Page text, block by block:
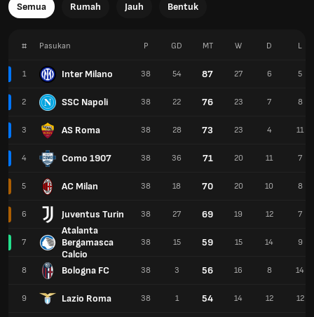
Semua Rumah Jauh Bentuk
# Pasukan
1 Inter Milano
2 SSC Napoli
3 AS Roma
4 Como 1907
5 AC Milan
6 Juventus Turin
7
Atalanta
Bergamasca
Calcio
8 Bologna FC
9 Lazio Roma
P GD MT W D L
38 54 87 27 6 5
38 22 76 23 7 8
38 28 73 23 4 11
38 36 71 20 11 7
38 18 70 20 10 8
38 27 69 19 12 7
38 15 59 15 14 9
38 3 56 16 8 14
38 1 54 14 12 12